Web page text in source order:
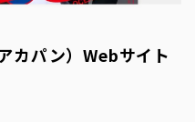
カパン）Webサイト